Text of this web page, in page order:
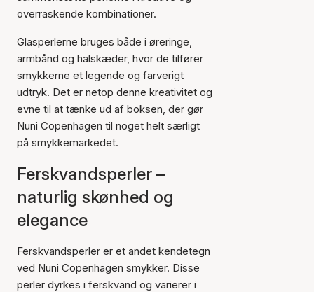
overraskende kombinationer.
Glasperlerne bruges både i øreringe,
armbånd og halskæder, hvor de tilfører
smykkerne et legende og farverigt
udtryk. Det er netop denne kreativitet og
evne til at tænke ud af boksen, der gør
Nuni Copenhagen til noget helt særligt
på smykkemarkedet.
Ferskvandsperler –
naturlig skønhed og
elegance
Ferskvandsperler er et andet kendetegn
ved Nuni Copenhagen smykker. Disse
perler dyrkes i ferskvand og varierer i